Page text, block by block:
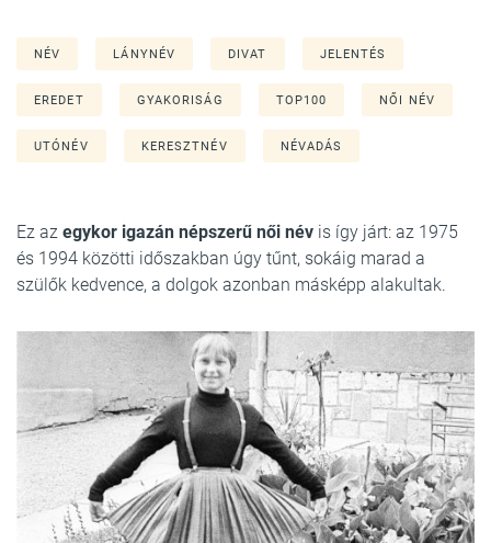
NÉV LÁNYNÉV DIVAT JELENTÉS
EREDET GYAKORISÁG TOP100 NŐI NÉV
UTÓNÉV KERESZTNÉV NÉVADÁS
Ez az egykor igazán népszerű női név is így járt: az 1975
és 1994 közötti időszakban úgy tűnt, sokáig marad a
szülők kedvence, a dolgok azonban másképp alakultak.